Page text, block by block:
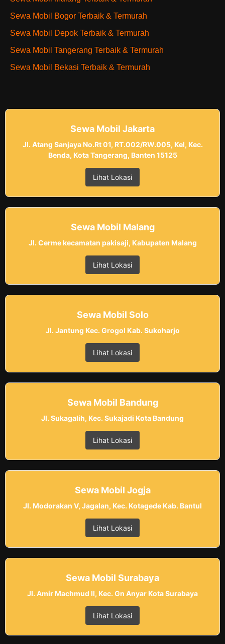
Sewa Mobil Bogor Terbaik & Termurah
Sewa Mobil Depok Terbaik & Termurah
Sewa Mobil Tangerang Terbaik & Termurah
Sewa Mobil Bekasi Terbaik & Termurah
Sewa Mobil Jakarta
Jl. Atang Sanjaya No.Rt 01, RT.002/RW.005, Kel, Kec.
Benda, Kota Tangerang, Banten 15125
Lihat Lokasi
Sewa Mobil Malang
Jl. Cerme kecamatan pakisaji, Kabupaten Malang
Lihat Lokasi
Sewa Mobil Solo
Jl. Jantung Kec. Grogol Kab. Sukoharjo
Lihat Lokasi
Sewa Mobil Bandung
Jl. Sukagalih, Kec. Sukajadi Kota Bandung
Lihat Lokasi
Sewa Mobil Jogja
Jl. Modorakan V, Jagalan, Kec. Kotagede Kab. Bantul
Lihat Lokasi
Sewa Mobil Surabaya
Jl. Amir Machmud II, Kec. Gn Anyar Kota Surabaya
Lihat Lokasi